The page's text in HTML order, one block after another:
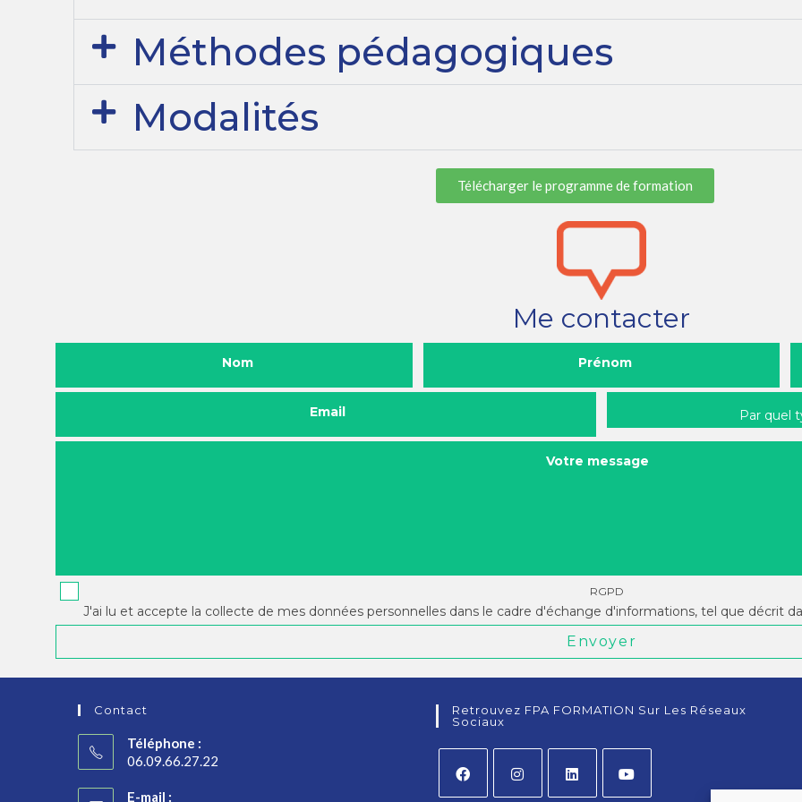
Méthodes pédagogiques
Modalités
Télécharger le programme de formation
Me contacter
Nom Prénom
Email Par quel
Votre message
RGPD
J'ai lu et accepte la collecte de mes données personnelles dans le cadre d'échange d'informations, tel que décrit
Envoyer
Contact
Téléphone :
06.09.66.27.22
E-mail :
Retrouvez FPA FORMATION Sur Les Réseaux
Sociaux